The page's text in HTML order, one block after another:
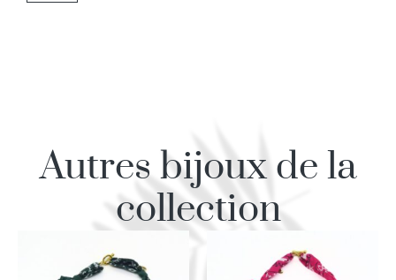
Autres bijoux de la
collection